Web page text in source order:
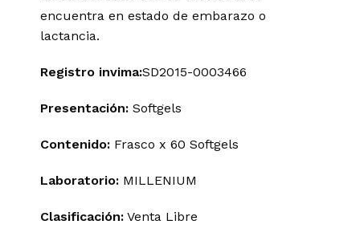
encuentra en estado de embarazo o
lactancia.
Registro invima:SD2015-0003466
Presentación: Softgels
Contenido: Frasco x 60 Softgels
Laboratorio: MILLENIUM
Clasificación: Venta Libre